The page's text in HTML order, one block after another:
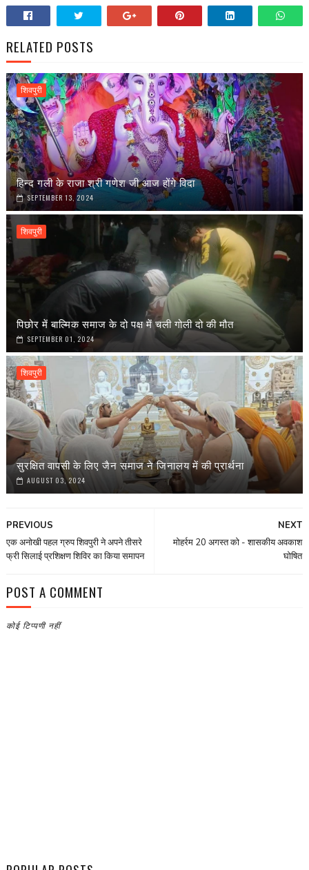
RELATED POSTS
शिवपुरी
हिन्द गली के राजा श्री गणेश जी आज होंगे विदा
SEPTEMBER 13, 2024
शिवपुरी
पिछोर में बाल्मिक समाज के दो पक्ष में चली गोली दो की मौत
SEPTEMBER 01, 2024
शिवपुरी
सुरक्षित वापसी के लिए जैन समाज ने जिनालय में की प्रार्थना
AUGUST 03, 2024
NEXT
मोहर्रम 20 अगस्त को - शासकीय अवकाश
घोषित
PREVIOUS
एक अनोखी पहल ग्रुप शिवपुरी ने अपने तीसरे
फ्री सिलाई प्रशिक्षण शिविर का किया समापन
POST A COMMENT
कोई टिप्पणी नहीं